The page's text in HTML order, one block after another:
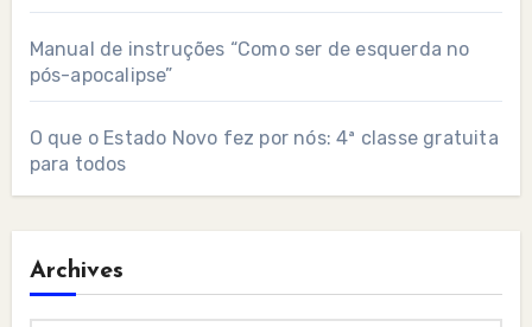
Manual de instruções “Como ser de esquerda no
pós-apocalipse”
O que o Estado Novo fez por nós: 4ª classe gratuita
para todos
Archives